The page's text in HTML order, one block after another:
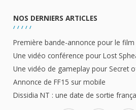
NOS DERNIERS ARTICLES
Première bande-annonce pour le
Une vidéo conférence pour Lost
Une vidéo de gameplay pour Secret
Annonce de FF15 sur mobile
Dissidia NT : une date de sortie